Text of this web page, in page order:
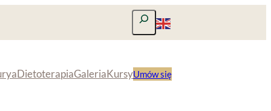
Szukaj
DietoterapiaGaleriaKursyUmów się